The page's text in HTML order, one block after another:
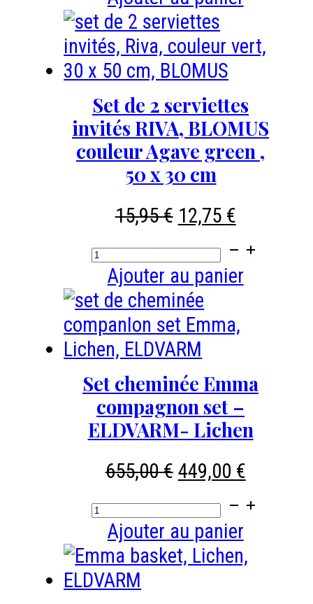
Set
de
2
torchons
-
coloris
desert
sage-
x
50
cm
Set de 2 serviettes
invités RIVA, BLOMUS
couleur Agave green ,
50 x 30 cm
15,95€ Le
initial
était :
15,95 €.
12,75 €Le
prix
est :
quantité
de
Set
de
2
serviettes
invités
RIVA,
BLOMUS
couleur
green
50
x
Ajouter au panier
Set cheminée Emma
compagnon set –
ELDVARM- Lichen
655,00€ Le
initial
était :
655,00 €.
449,00 €Le
prix
449,00
quantité
de
Set
cheminée
Ajouter au panier